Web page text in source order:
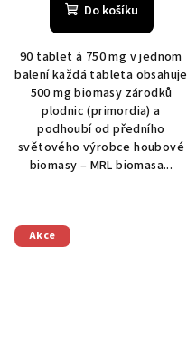
Do košíku
90 tablet á 750 mg v jednom
balení každá tableta obsahuje
500 mg biomasy zárodků
plodnic (primordia) a
podhoubí od předního
světového výrobce houbové
biomasy – MRL biomasa...
Akce